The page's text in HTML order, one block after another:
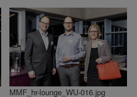
MMF_hr-lounge_WU-016.jpg